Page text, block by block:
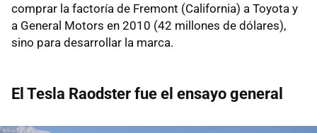
comprar la factoría de Fremont (California) a Toyota y
a General Motors en 2010 (42 millones de dólares),
sino para desarrollar la marca.
El Tesla Raodster fue el ensayo general